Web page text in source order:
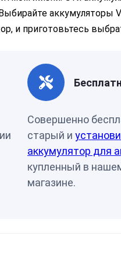
и приготовьтесь
Совершенно
старый и
аккумулятор для
купленный в
магазине.